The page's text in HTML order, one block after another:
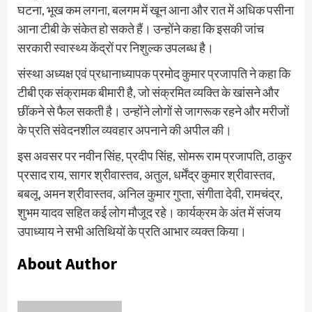
घटना, भूख कम लगना, बलगम में खून आना और रात में अधिक पसीना
आना टीबी के संकेत हो सकते हैं। उन्होंने कहा कि इसकी जांच
सरकारी स्वास्थ्य केंद्रों पर निशुल्क उपलब्ध है।
संस्था अध्यक्ष एवं प्रधानाध्यापक प्रमोद कुमार प्रजापति ने कहा कि
टीबी एक संक्रामक बीमारी है, जो संक्रमित व्यक्ति के खांसने और
छींकने से फैल सकती है। उन्होंने लोगों से जागरूक रहने और मरीजों
के प्रति संवेदनशील व्यवहार अपनाने की अपील की।
इस अवसर पर नवीन सिंह, प्रदीप सिंह, सोमरू राम प्रजापति, ठाकुर
प्रसाद राय, सागर श्रीवास्तव, अतुल, धर्मेंद्र कुमार श्रीवास्तव,
बबलू, अमन श्रीवास्तव, अनिल कुमार गुप्ता, संगीता देवी, रामचंद्र,
शुभम यादव सहित कई लोग मौजूद रहे। कार्यक्रम के अंत में संजय
उपाध्याय ने सभी अतिथियों के प्रति आभार व्यक्त किया।
About Author